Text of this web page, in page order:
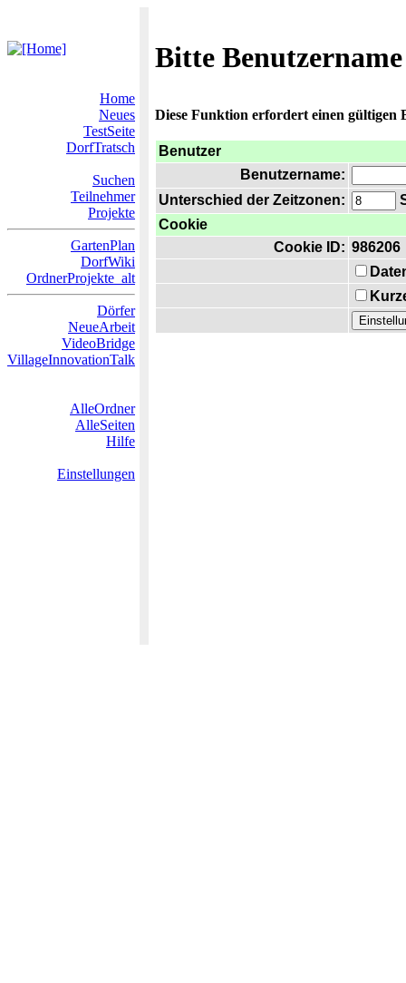
Bitte
Home
Neues
TestSeite
DorfTratsch
Suchen
Teilnehmer
Projekte
GartenPlan
DorfWiki
OrdnerProjekte_alt
Dörfer
NeueArbeit
VideoBridge
VillageInnovationTalk
AlleOrdner
AlleSeiten
Hilfe
Einstellungen
Diese Funktion erfordert einen gültigen
Benutzer
Benutzername:
Unterschied der Zeitzonen:
Cookie
Cookie ID: 986206